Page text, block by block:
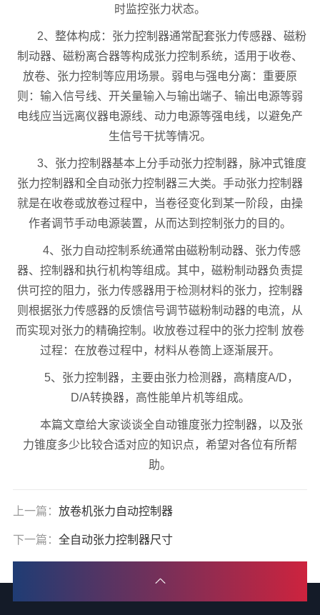
时监控张力状态。
2、整体构成：张力控制器通常配套张力传感器、磁粉
制动器、磁粉离合器等构成张力控制系统，适用于收卷、
放卷、张力控制等应用场景。弱电与强电分离：重要原
则：输入信号线、开关量输入与输出端子、输出电源等弱
电线应当远离仪器电源线、动力电源等强电线，以避免产
生信号干扰等情况。
3、张力控制器基本上分手动张力控制器，脉冲式锥度
张力控制器和全自动张力控制器三大类。手动张力控制器
就是在收卷或放卷过程中，当卷径变化到某一阶段，由操
作者调节手动电源装置，从而达到控制张力的目的。
4、张力自动控制系统通常由磁粉制动器、张力传感
器、控制器和执行机构等组成。其中，磁粉制动器负责提
供可控的阻力，张力传感器用于检测材料的张力，控制器
则根据张力传感器的反馈信号调节磁粉制动器的电流，从
而实现对张力的精确控制。收放卷过程中的张力控制 放卷
过程：在放卷过程中，材料从卷筒上逐渐展开。
5、张力控制器，主要由张力检测器，高精度A/D，
D/A转换器，高性能单片机等组成。
本篇文章给大家谈谈全自动锥度张力控制器，以及张
力锥度多少比较合适对应的知识点，希望对各位有所帮
助。
上一篇： 放卷机张力自动控制器
下一篇： 全自动张力控制器尺寸